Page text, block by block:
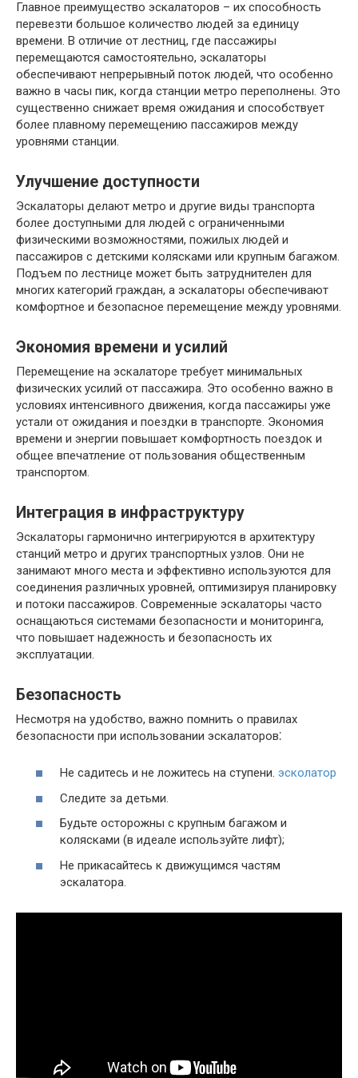
Главное преимущество эскалаторов – их способность
перевезти большое количество людей за единицу
времени. В отличие от лестниц, где пассажиры
перемещаются самостоятельно, эскалаторы
обеспечивают непрерывный поток людей, что особенно
важно в часы пик, когда станции метро переполнены. Это
существенно снижает время ожидания и способствует
более плавному перемещению пассажиров между
уровнями станции.
Улучшение доступности
Эскалаторы делают метро и другие виды транспорта
более доступными для людей с ограниченными
физическими возможностями, пожилых людей и
пассажиров с детскими колясками или крупным багажом.
Подъем по лестнице может быть затруднителен для
многих категорий граждан, а эскалаторы обеспечивают
комфортное и безопасное перемещение между уровнями.
Экономия времени и усилий
Перемещение на эскалаторе требует минимальных
физических усилий от пассажира. Это особенно важно в
условиях интенсивного движения, когда пассажиры уже
устали от ожидания и поездки в транспорте. Экономия
времени и энергии повышает комфортность поездок и
общее впечатление от пользования общественным
транспортом.
Интеграция в инфраструктуру
Эскалаторы гармонично интегрируются в архитектуру
станций метро и других транспортных узлов. Они не
занимают много места и эффективно используются для
соединения различных уровней, оптимизируя планировку
и потоки пассажиров. Современные эскалаторы часто
оснащаються системами безопасности и мониторинга,
что повышает надежность и безопасность их
эксплуатации.
Безопасность
Несмотря на удобство, важно помнить о правилах
безопасности при использовании эскалаторов⁚
Не садитесь и не ложитесь на ступени. эсколатор
Следите за детьми.
Будьте осторожны с крупным багажом и
колясками (в идеале используйте лифт);
Не прикасайтесь к движущимся частям
эскалатора.